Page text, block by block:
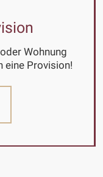
Wohnung
eine Provision!